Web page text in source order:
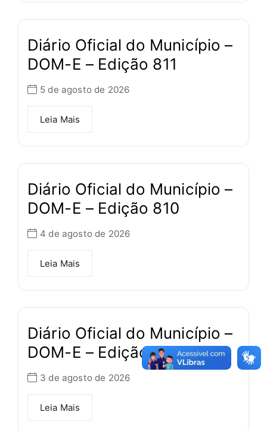
Diário Oficial do Município –
DOM-E – Edição 811
5 de agosto de 2026
Leia Mais
Diário Oficial do Município –
DOM-E – Edição 810
4 de agosto de 2026
Leia Mais
Diário Oficial do Município –
DOM-E – Edição 809
3 de agosto de 2026
Leia Mais